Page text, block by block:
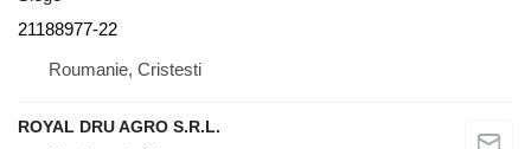
21188977-22
Roumanie, Cristesti
ROYAL DRU AGRO S.R.L.